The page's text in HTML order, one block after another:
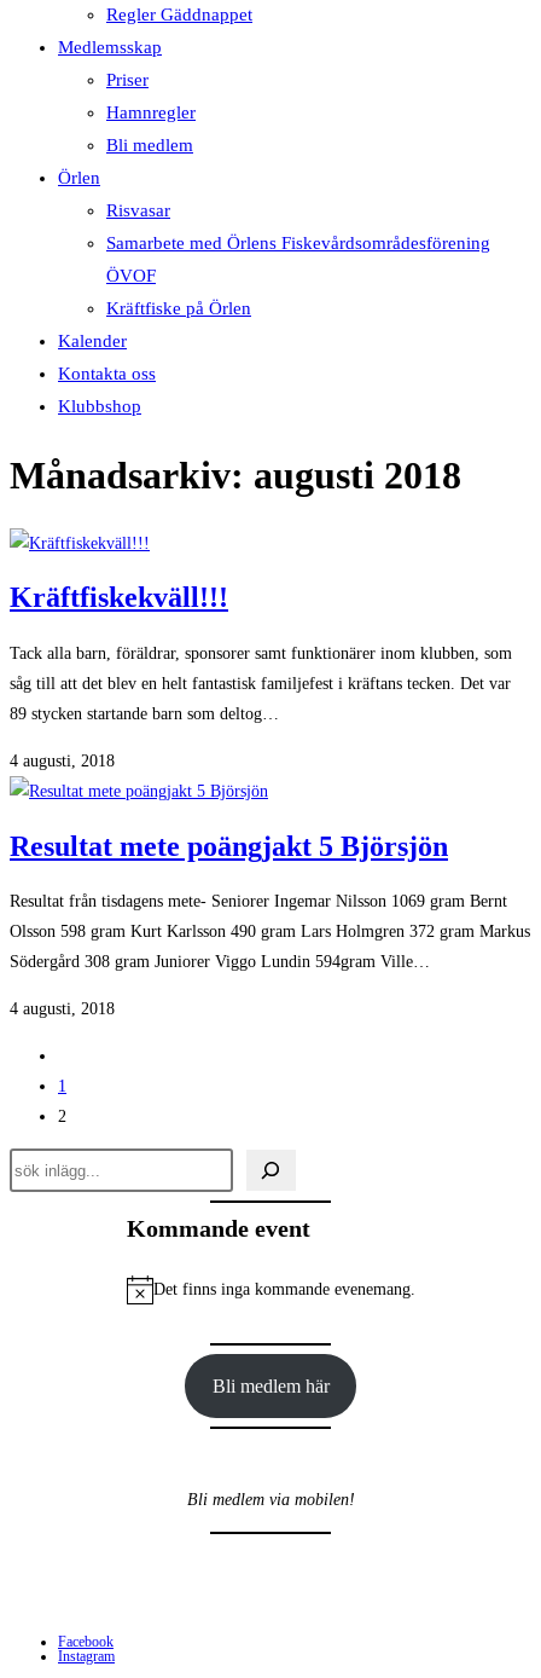
Regler Gäddnappet
Medlemsskap
Priser
Hamnregler
Bli medlem
Örlen
Risvasar
Samarbete med Örlens Fiskevårdsområdesförening
ÖVOF
Kräftfiske på Örlen
Kalender
Kontakta oss
Klubbshop
Månadsarkiv: augusti 2018
Kräftfiskekväll!!!
Tack alla barn, föräldrar, sponsorer samt funktionärer inom klubben, som
såg till att det blev en helt fantastisk familjefest i kräftans tecken. Det var
89 stycken startande barn som deltog…
4 augusti, 2018
Resultat mete poängjakt 5 Björsjön
Resultat från tisdagens mete- Seniorer Ingemar Nilsson 1069 gram Bernt
Olsson 598 gram Kurt Karlsson 490 gram Lars Holmgren 372 gram Markus
Södergård 308 gram Juniorer Viggo Lundin 594gram Ville…
4 augusti, 2018
till
föregående
sida
1
2
Sök
inlägg
Kommande event
Notis
Det finns inga kommande evenemang.
Bli medlem här
Bli medlem via mobilen!
Facebook
Instagram